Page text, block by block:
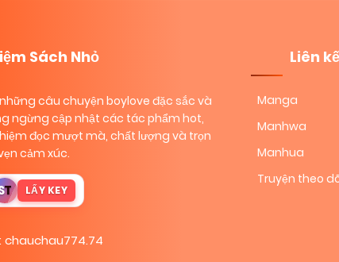
Sách Nhỏ
những câu chuyện boylove đặc sắc và
ngừng cập nhật các tác phẩm hot,
đọc mượt mà, chất lượng và trọn
cảm xúc.
T LẤY KEY
chauchau774.74
Liên
Manga
Manhwa
Manhua
Truyện theo